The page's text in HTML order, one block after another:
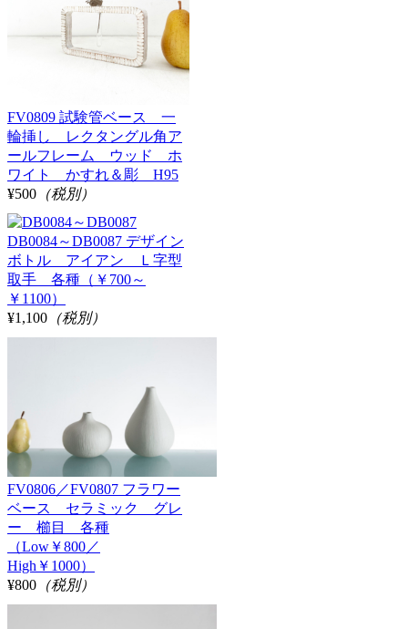
FV0809 試験管ベース 一
輪挿し レクタングル角ア
ールフレーム ウッド ホ
ワイト かすれ＆彫 H95
¥500 （税別）
DB0084～DB0087 デザイン
ボトル アイアン Ｌ字型
取手 各種（￥700～
￥1100）
¥1,100 （税別）
FV0806／FV0807 フラワー
ベース セラミック グレ
ー 櫛目 各種
（Low￥800／
High￥1000）
¥800 （税別）